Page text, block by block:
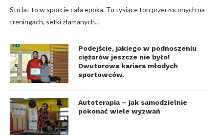
Sto lat to w sporcie cała epoka. To tysiące ton przerzuconych na
treningach, setki złamanych…
Podejście, jakiego w podnoszeniu
ciężarów jeszcze nie było!
Dwutorowa kariera młodych
sportowców.
Autoterapia – jak samodzielnie
pokonać wiele wyzwań